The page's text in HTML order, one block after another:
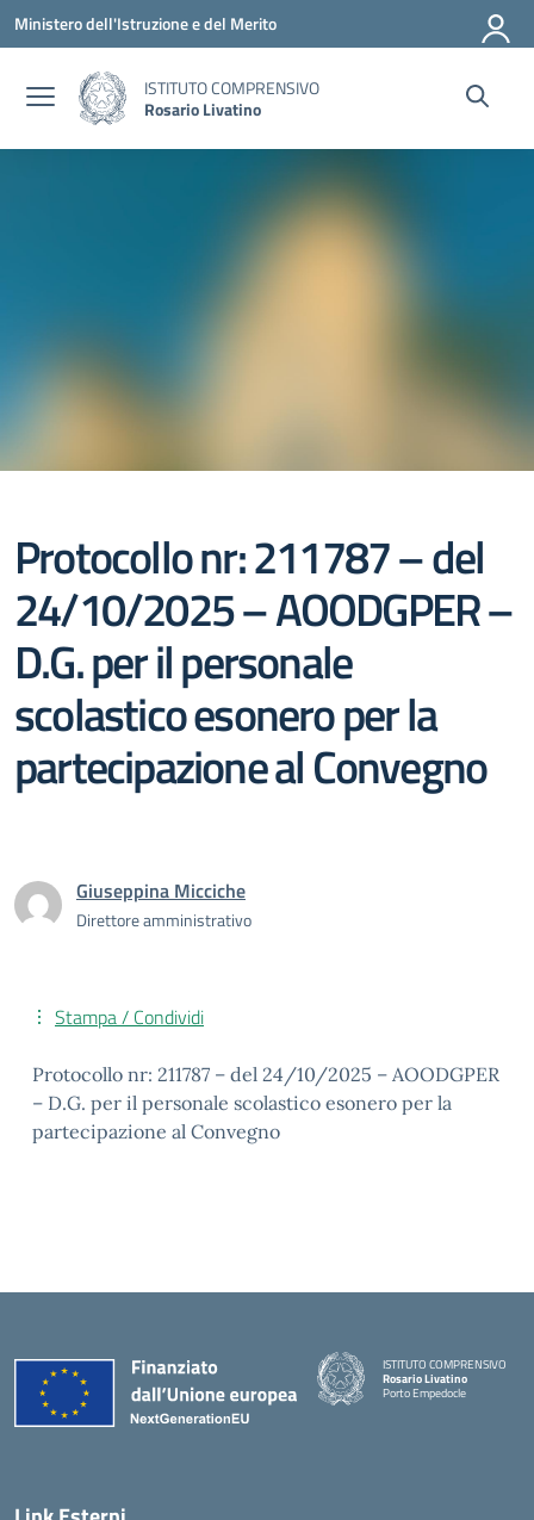
Vai ai contenuti
Vai al menu di navigazione
Vai al footer
Ministero dell'Istruzione e del Merito
ISTITUTO COMPRENSIVO
Rosario Livatino
Protocollo nr: 211787 – del
24/10/2025 – AOODGPER –
D.G. per il personale
scolastico esonero per la
partecipazione al Convegno
Giuseppina Micciche
Direttore amministrativo
Stampa / Condividi
Protocollo nr: 211787 – del 24/10/2025 – AOODGPER
– D.G. per il personale scolastico esonero per la
partecipazione al Convegno
ISTITUTO COMPRENSIVO
Rosario Livatino
Porto Empedocle